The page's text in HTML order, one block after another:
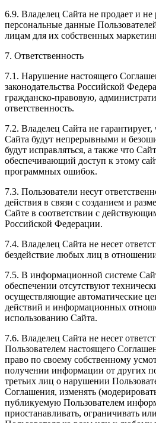
6.9. Владелец Сайта не продает и
персональные данные
лицам для их собственных
7. Ответственность
7.1. Нарушение настоящего
законодательства Российской
гражданско-правовую,
ответственность.
7.2. Владелец Сайта не
Сайта будут непрерывными и
будут исправляться, а также что
обеспечивающий доступ к этому
программных ошибок.
7.3. Пользователи несут
действия в связи с созданием и
Сайте в соответствии с
Российской Федерации.
7.4. Владелец Сайта не несет
бездействие любых лиц в
7.5. В информационной системе
обеспечении отсутствуют
осуществляющие автоматические
действий и информационных
использованию Сайта.
7.6. Владелец Сайта не несет
Пользователем настоящего
право по своему собственному
получении информации от других
третьих лиц о нарушении
Соглашения, изменять
публикуемую Пользователем
приостанавливать, ограничивать